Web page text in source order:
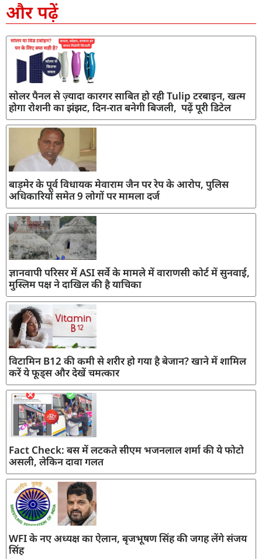
और पढ़ें
सोलर पैनल से ज़्यादा कारगर साबित हो रही Tulip टरबाइन, खत्म
होगा रोशनी का झंझट, दिन-रात बनेगी बिजली, पढ़ें पूरी डिटेल
बाड़मेर के पूर्व विधायक मेवाराम जैन पर रेप के आरोप, पुलिस
अधिकारियों समेत 9 लोगों पर मामला दर्ज
ज्ञानवापी परिसर में ASI सर्वे के मामले में वाराणसी कोर्ट में सुनवाई,
मुस्लिम पक्ष ने दाखिल की है याचिका
विटामिन B12 की कमी से शरीर हो गया है बेजान? खाने में शामिल
करें ये फूड्स और देखें चमत्कार
Fact Check: बस में लटकते सीएम भजनलाल शर्मा की ये फोटो
असली, लेकिन दावा गलत
WFI के नए अध्यक्ष का ऐलान, बृजभूषण सिंह की जगह लेंगे संजय
सिंह